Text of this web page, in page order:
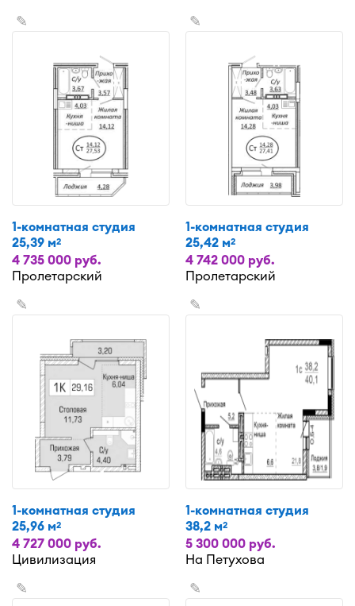
✎
1-комнатная студия
25,39 м2
4 735 000 руб.
Пролетарский
✎
1-комнатная студия
25,42 м2
4 742 000 руб.
Пролетарский
✎
1-комнатная студия
25,96 м2
4 727 000 руб.
Цивилизация
✎
1-комнатная студия
38,2 м2
5 300 000 руб.
На Петухова
✎ ✎